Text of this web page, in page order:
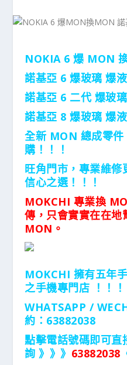
NOKIA 6 爆 MON
諾基亞 6 爆玻璃 爆
諾基亞 6 二代 爆玻
諾基亞 8 爆玻璃 爆
全新 MON 總成零
購！！！
旺角門市，專業維修
信心之選！！！
MOKCHI 專業換
傳，只會實實在在地
MON 。
MOKCHI 擁有五年
之手機專門店 ！！！
WHATSAPP /
約：63882038
點擊電話號碼即可
詢 》》》 63882038